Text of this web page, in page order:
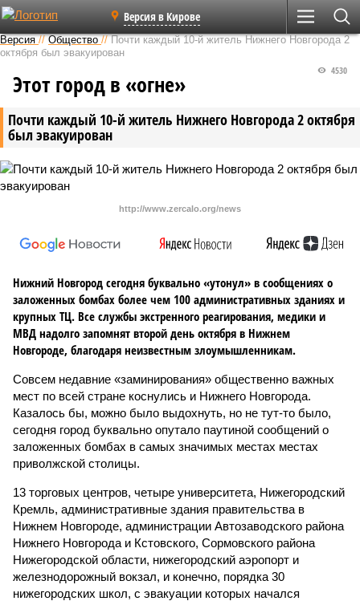
Версия в Кирове
Версия //Общество //Почти каждый 10-й житель Нижнего Новгорода 2
октября был эвакуирован
Почти каждый 10-й житель Нижнего Новгорода 2 октября
был эвакуирован
4530
Этот город в «огне»
http://www.zercalo.org/news
Нижний Новгород сегодня буквально «утонул» в сообщениях о
заложенных бомбах более чем 100 административных зданиях и
крупных ТЦ. Все службы экстренного реагирования, медики и
МВД надолго запомнят второй день октября в Нижнем
Новгороде, благодаря неизвестным злоумышленникам.
Совсем недавние «заминирования» общественно важных
мест по всей стране коснулись и Нижнего Новгорода.
Казалось бы, можно было выдохнуть, но не тут-то было,
сегодня город буквально опутало паутиной сообщений о
заложенных бомбах в самых значимых местах местах
приволжской столицы.
13 торговых центров, четыре университета, Нижегородский
Кремль, административные здания правительства в
Нижнем Новгороде, администрации Автозаводского района
Нижнего Новгорода и Кстовского, Сормовского района
Нижегородской области, нижегородский аэропорт и
железнодорожный вокзал, и конечно, порядка 30
нижегородских школ, с эвакуации которых начался